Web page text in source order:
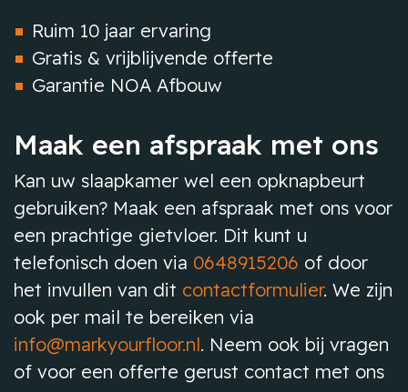
Ruim 10 jaar ervaring
Gratis & vrijblijvende offerte
Garantie NOA Afbouw
Maak een afspraak met ons
Kan uw slaapkamer wel een opknapbeurt
gebruiken? Maak een afspraak met ons voor
een prachtige gietvloer. Dit kunt u
telefonisch doen via 0648915206 of door
het invullen van dit contactformulier. We zijn
ook per mail te bereiken via
info@markyourfloor.nl. Neem ook bij vragen
of voor een offerte gerust contact met ons